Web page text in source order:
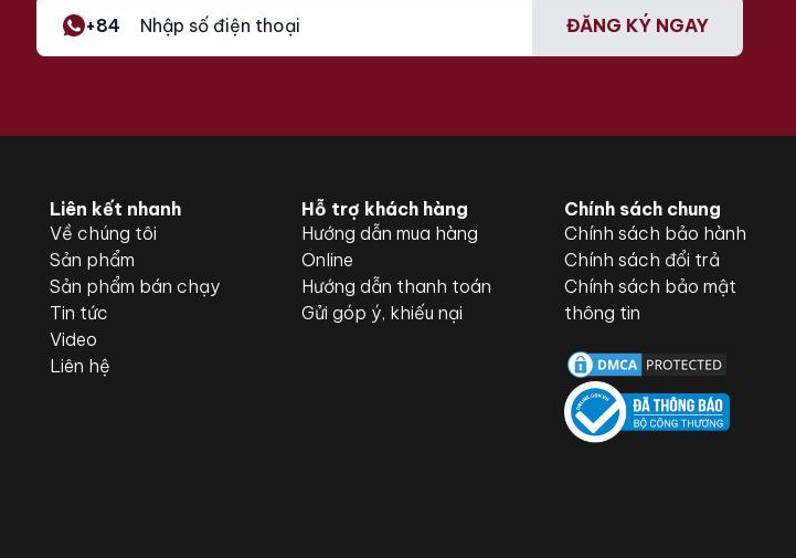
+84 ĐĂNG KÝ NGAY
Liên kết nhanh
Về chúng tôi
Sản phẩm
Sản phẩm bán chạy
Tin tức
Video
Liên hệ
Hỗ trợ khách hàng
Hướng dẫn mua hàng
Online
Hướng dẫn thanh toán
Gửi góp ý, khiếu nại
Chính sách chung
Chính sách bảo hành
Chính sách đổi trả
Chính sách bảo mật
thông tin